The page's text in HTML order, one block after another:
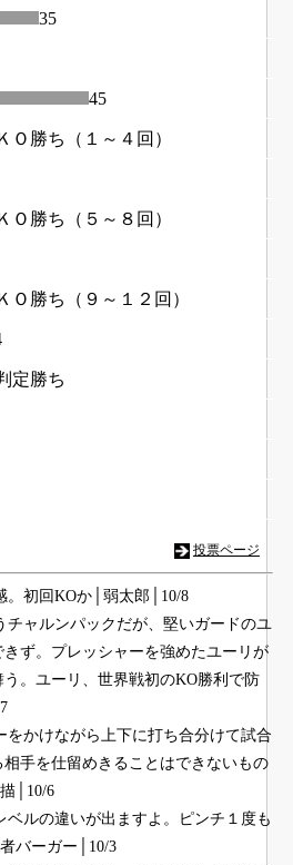
35
45
Ｏ勝ち（１～４回）
Ｏ勝ち（５～８回）
Ｏ勝ち（９～１２回）
定勝ち
投票ページ
。初回KOか│弱太郎│10/8
チャルンパックだが、堅いガードのユ
ず。プレッシャーを強めたユーリが
。ユーリ、世界戦初のKO勝利で防
をかけながら上下に打ち合分けて試合
手を仕留めきることはできないもの
│10/6
ベルの違いが出ますよ。ピンチ１度も
バーガー│10/3